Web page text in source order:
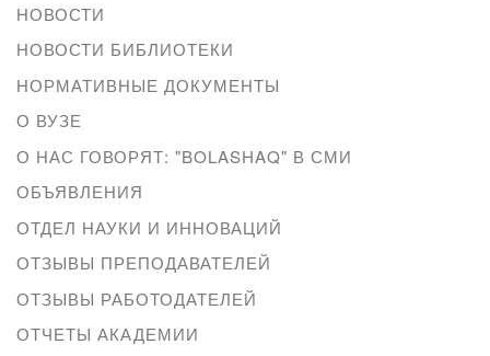
НОВОСТИ
НОВОСТИ БИБЛИОТЕКИ
НОРМАТИВНЫЕ ДОКУМЕНТЫ
О ВУЗЕ
О НАС ГОВОРЯТ: "BOLASHAQ" В СМИ
ОБЪЯВЛЕНИЯ
ОТДЕЛ НАУКИ И ИННОВАЦИЙ
ОТЗЫВЫ ПРЕПОДАВАТЕЛЕЙ
ОТЗЫВЫ РАБОТОДАТЕЛЕЙ
ОТЧЕТЫ АКАДЕМИИ